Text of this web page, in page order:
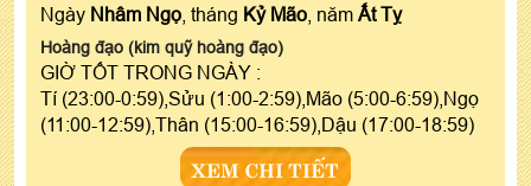
Ngày Nhâm Ngọ , tháng Kỷ Mão , năm Ất Tỵ
Hoàng đạo (kim quỹ hoàng đạo)
GIỜ TỐT TRONG NGÀY :
Tí (23:00-0:59),Sửu (1:00-2:59),Mão (5:00-6:59),Ngọ
(11:00-12:59),Thân (15:00-16:59),Dậu (17:00-18:59)
XEM CHI TIẾT